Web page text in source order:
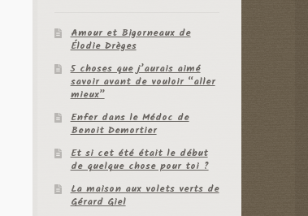
Amour et Bigorneaux de
Élodie Drèges
5 choses que j’aurais aimé
savoir avant de vouloir “aller
mieux”
Enfer dans le Médoc de
Benoit Demortier
Et si cet été était le début
de quelque chose pour toi ?
La maison aux volets verts de
Gérard Giel